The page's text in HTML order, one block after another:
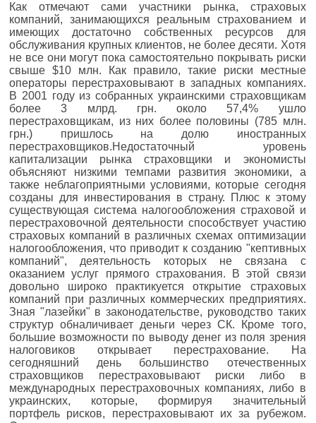
Как отмечают сами участники рынка, страховых
компаний, занимающихся реальным страхованием и
имеющих достаточно собственных ресурсов для
обслуживания крупных клиентов, не более десяти. Хотя
не все они могут пока самостоятельно покрывать риски
свыше $10 млн. Как правило, такие риски местные
операторы перестраховывают в западных компаниях.
В 2001 году из собранных украинскими страховщикам
более 3 млрд. грн. около 57,4% ушло
перестраховщикам, из них более половины (785 млн.
грн.) пришлось на долю иностранных
перестраховщиков.Недостаточный уровень
капитализации рынка страховщики и экономисты
объясняют низкими темпами развития экономики, а
также неблагоприятными условиями, которые сегодня
созданы для инвестирования в страну. Плюс к этому
существующая система налогообложения страховой и
перестраховочной деятельности способствует участию
страховых компаний в различных схемах оптимизации
налогообложения, что приводит к созданию "кептивных
компаний", деятельность которых не связана с
оказанием услуг прямого страхования. В этой связи
довольно широко практикуется открытие страховых
компаний при различных коммерческих предприятиях.
Зная "лазейки" в законодательстве, руководство таких
структур обналичивает деньги через СК. Кроме того,
большие возможности по выводу денег из поля зрения
налоговиков открывает перестрахование. На
сегодняшний день большинство отечественных
страховщиков перестраховывают риски либо в
международных перестраховочных компаниях, либо в
украинских, которые, формируя значительный
портфель рисков, перестраховывают их за рубежом.